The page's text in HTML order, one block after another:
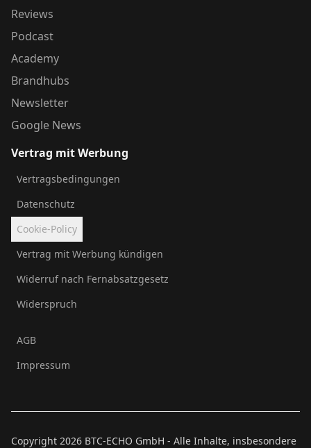
Reviews
Podcast
Academy
Brandhubs
Newsletter
Google News
Vertrag mit Werbung
Vertragsbedingungen
Datenschutz
Cookie-Policy
Vertrag mit Werbung kündigen
Widerruf nach Fernabsatzgesetz
Widerspruch
AGB
Impressum
Copyright 2026 BTC-ECHO GmbH - Alle Inhalte, insbesondere